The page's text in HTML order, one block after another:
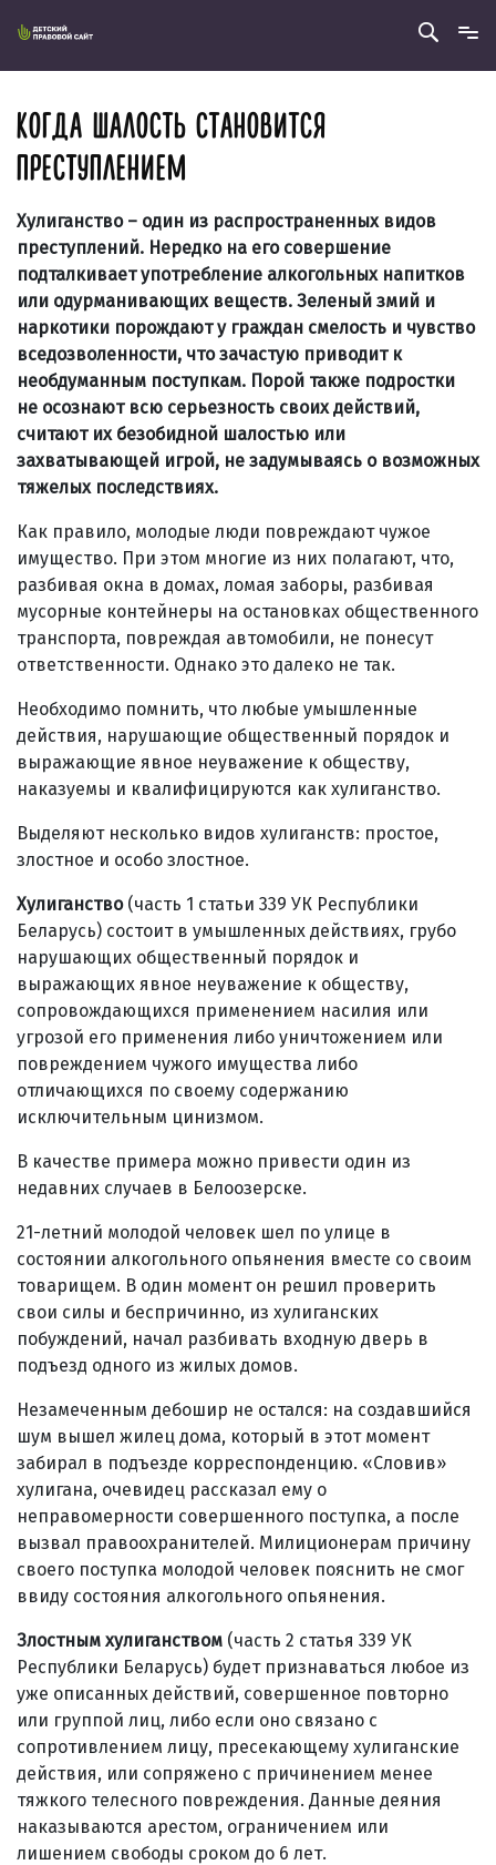
КОГДА ШАЛОСТЬ СТАНОВИТСЯ
ПРЕСТУПЛЕНИЕМ
Хулиганство – один из распространенных видов
преступлений. Нередко на его совершение
подталкивает употребление алкогольных напитков
или одурманивающих веществ. Зеленый змий и
наркотики порождают у граждан смелость и чувство
вседозволенности, что зачастую приводит к
необдуманным поступкам. Порой также подростки
не осознают всю серьезность своих действий,
считают их безобидной шалостью или
захватывающей игрой, не задумываясь о возможных
тяжелых последствиях.
Как правило, молодые люди повреждают чужое
имущество. При этом многие из них полагают, что,
разбивая окна в домах, ломая заборы, разбивая
мусорные контейнеры на остановках общественного
транспорта, повреждая автомобили, не понесут
ответственности. Однако это далеко не так.
Необходимо помнить, что любые умышленные
действия, нарушающие общественный порядок и
выражающие явное неуважение к обществу,
наказуемы и квалифицируются как хулиганство.
Выделяют несколько видов хулиганств: простое,
злостное и особо злостное.
Хулиганство(часть 1 статьи 339 УК Республики
Беларусь) состоит в умышленных действиях, грубо
нарушающих общественный порядок и
выражающих явное неуважение к обществу,
сопровождающихся применением насилия или
угрозой его применения либо уничтожением или
повреждением чужого имущества либо
отличающихся по своему содержанию
исключительным цинизмом.
В качестве примера можно привести один из
недавних случаев в Белоозерске.
21-летний молодой человек шел по улице в
состоянии алкогольного опьянения вместе со своим
товарищем. В один момент он решил проверить
свои силы и беспричинно, из хулиганских
побуждений, начал разбивать входную дверь в
подъезд одного из жилых домов.
Незамеченным дебошир не остался: на создавшийся
шум вышел жилец дома, который в этот момент
забирал в подъезде корреспонденцию. «Словив»
хулигана, очевидец рассказал ему о
неправомерности совершенного поступка, а после
вызвал правоохранителей. Милиционерам причину
своего поступка молодой человек пояснить не смог
ввиду состояния алкогольного опьянения.
Злостным хулиганством (часть 2 статья 339 УК
Республики Беларусь) будет признаваться любое из
уже описанных действий, совершенное повторно
или группой лиц, либо если оно связано с
сопротивлением лицу, пресекающему хулиганские
действия, или сопряжено с причинением менее
тяжкого телесного повреждения. Данные деяния
наказываются арестом, ограничением или
лишением свободы сроком до 6 лет.